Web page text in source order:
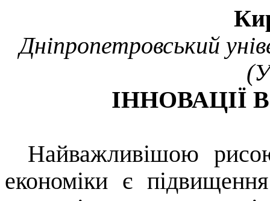
Дніпропетровський
ІННОВАЦІЇ
Найважливішою
економіки є